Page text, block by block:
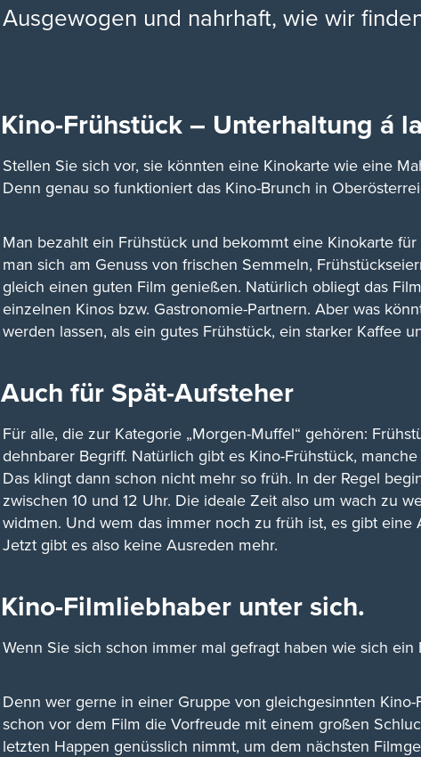
Ausgewogen und nahrhaft, wie wir
Kino-Frühstück – Unterhaltung á
Stellen Sie sich vor, sie könnten eine Kinokarte wie eine
Denn genau so funktioniert das Kino-Brunch in
Man bezahlt ein Frühstück und bekommt eine Kinokarte
man sich am Genuss von frischen Semmeln,
gleich einen guten Film genießen. Natürlich obliegt das
einzelnen Kinos bzw. Gastronomie-Partnern. Aber was
werden lassen, als ein gutes Frühstück, ein starker Kaffee
Auch für Spät-Aufsteher
Für alle, die zur Kategorie „Morgen-Muffel“ gehören:
dehnbarer Begriff. Natürlich gibt es Kino-Frühstück,
Das klingt dann schon nicht mehr so früh. In der Regel
zwischen 10 und 12 Uhr. Die ideale Zeit also um wach zu
widmen. Und wem das immer noch zu früh ist, es gibt eine
Jetzt gibt es also keine Ausreden mehr.
Kino-Filmliebhaber unter sich.
Wenn Sie sich schon immer mal gefragt haben wie sich ein
Denn wer gerne in einer Gruppe von gleichgesinnten
schon vor dem Film die Vorfreude mit einem großen
letzten Happen genüsslich nimmt, um dem nächsten